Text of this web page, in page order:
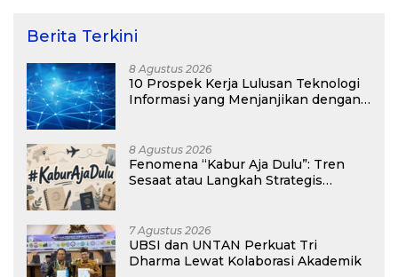
Berita Terkini
8 Agustus 2026
10 Prospek Kerja Lulusan Teknologi
Informasi yang Menjanjikan dengan
8 Agustus 2026
Fenomena “Kabur Aja Dulu”: Tren
Sesaat atau Langkah Strategis
7 Agustus 2026
UBSI dan UNTAN Perkuat Tri
Dharma Lewat Kolaborasi Akademik